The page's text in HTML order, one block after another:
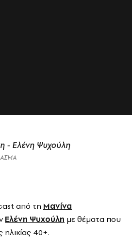
- Ελένη Ψυχούλη
από τη Μανίνα
Ελένη Ψυχούλη με θέματα που
ηλικίας 40+.